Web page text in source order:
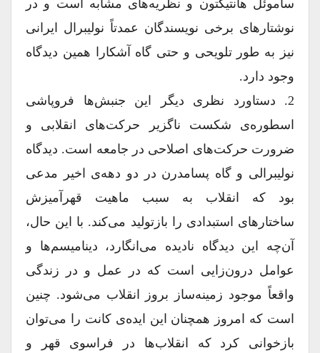
ساموئل هانتیگتون و نظریه‌های مشابه است و در
نوشتارهای برخی نویسندگان عمدتاً نولیبرال ایرانی
نیز به طور تلویحی و حتی گاه آشکارا همین دیدگاه
وجود دارد.
2. دستاورد نظری دیگر این جنبش‌ها فروپاشی
اسطوره‌ی شکست ناگزیر حرکت‌های انقلابی و
ضرورت حرکت‌های اصلاحی در جامعه است. دیدگاه
نولیبرالی و گاه پسامدرن در دو دهه‌ی اخیر مدعی
بود که انقلاب به سبب ماهیت قهر‌آمیزش
ساختارهای استبدادی را بازتولید می‌کند. با این حال،
آن‌چه این دیدگاه نادیده می‌انگارد، دینامیسم‌ها و
عوامل درون‌زایی است که در عمل و در زندگی
واقعاً موجود زمینه‌ساز بروز انقلاب می‌شود. چنین
است که امروز همچنان این ایده‌ی کانت را می‌توان
بازخوانی کرد که انقلاب‌ها در فراسوی قهر و